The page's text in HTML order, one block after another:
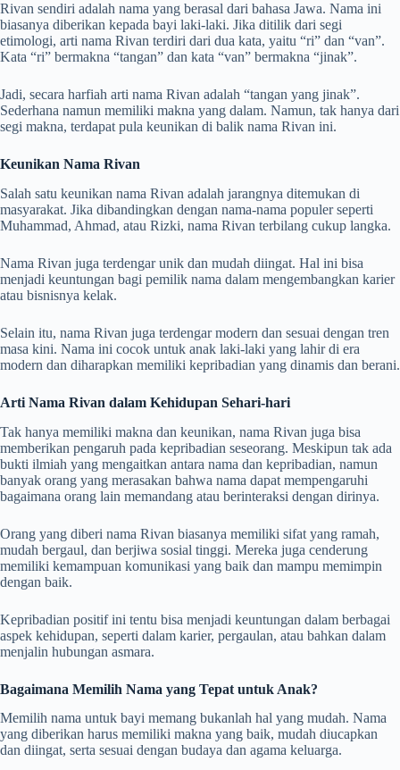
Rivan sendiri adalah nama yang berasal dari bahasa Jawa. Nama ini
biasanya diberikan kepada bayi laki-laki. Jika ditilik dari segi
etimologi, arti nama Rivan terdiri dari dua kata, yaitu “ri” dan “van”.
Kata “ri” bermakna “tangan” dan kata “van” bermakna “jinak”.
Jadi, secara harfiah arti nama Rivan adalah “tangan yang jinak”.
Sederhana namun memiliki makna yang dalam. Namun, tak hanya dari
segi makna, terdapat pula keunikan di balik nama Rivan ini.
Keunikan Nama Rivan
Salah satu keunikan nama Rivan adalah jarangnya ditemukan di
masyarakat. Jika dibandingkan dengan nama-nama populer seperti
Muhammad, Ahmad, atau Rizki, nama Rivan terbilang cukup langka.
Nama Rivan juga terdengar unik dan mudah diingat. Hal ini bisa
menjadi keuntungan bagi pemilik nama dalam mengembangkan karier
atau bisnisnya kelak.
Selain itu, nama Rivan juga terdengar modern dan sesuai dengan tren
masa kini. Nama ini cocok untuk anak laki-laki yang lahir di era
modern dan diharapkan memiliki kepribadian yang dinamis dan berani.
Arti Nama Rivan dalam Kehidupan Sehari-hari
Tak hanya memiliki makna dan keunikan, nama Rivan juga bisa
memberikan pengaruh pada kepribadian seseorang. Meskipun tak ada
bukti ilmiah yang mengaitkan antara nama dan kepribadian, namun
banyak orang yang merasakan bahwa nama dapat mempengaruhi
bagaimana orang lain memandang atau berinteraksi dengan dirinya.
Orang yang diberi nama Rivan biasanya memiliki sifat yang ramah,
mudah bergaul, dan berjiwa sosial tinggi. Mereka juga cenderung
memiliki kemampuan komunikasi yang baik dan mampu memimpin
dengan baik.
Kepribadian positif ini tentu bisa menjadi keuntungan dalam berbagai
aspek kehidupan, seperti dalam karier, pergaulan, atau bahkan dalam
menjalin hubungan asmara.
Bagaimana Memilih Nama yang Tepat untuk Anak?
Memilih nama untuk bayi memang bukanlah hal yang mudah. Nama
yang diberikan harus memiliki makna yang baik, mudah diucapkan
dan diingat, serta sesuai dengan budaya dan agama keluarga.